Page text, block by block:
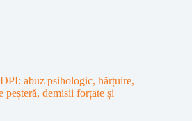
abuz psihologic, hărțuire,
peșteră, demisii forțate și